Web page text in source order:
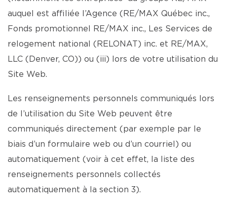
auquel est affiliée l’Agence (RE/MAX Québec inc.,
Fonds promotionnel RE/MAX inc., Les Services de
relogement national (RELONAT) inc. et RE/MAX,
LLC (Denver, CO)) ou (iii) lors de votre utilisation du
Site Web.
Les renseignements personnels communiqués lors
de l’utilisation du Site Web peuvent être
communiqués directement (par exemple par le
biais d’un formulaire web ou d’un courriel) ou
automatiquement (voir à cet effet, la liste des
renseignements personnels collectés
automatiquement à la section 3).